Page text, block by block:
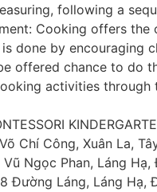
following a
Cooking offers
done by encouraging
offered chance to do
activities through
Chí Công, Xuân La,
Ngọc Phan, Láng
Đường Láng, Láng Hạ,